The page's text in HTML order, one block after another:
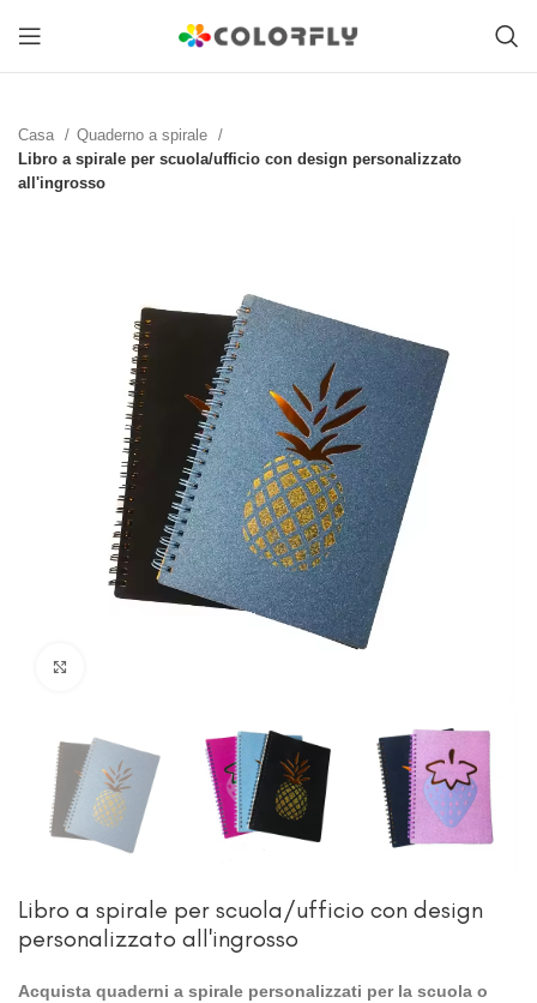
Casa
Quaderno a spirale
Libro a spirale per scuola/ufficio con design personalizzato
all'ingrosso
Libro a spirale per scuola/ufficio con design
personalizzato all'ingrosso
Acquista quaderni a spirale personalizzati per la scuola o